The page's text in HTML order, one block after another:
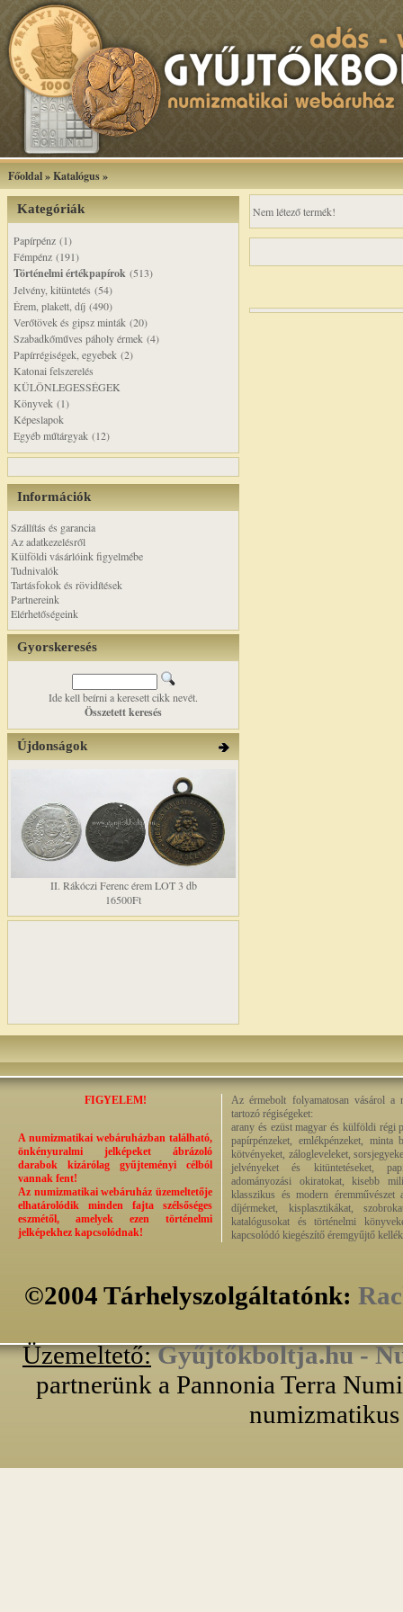
Főoldal»Katalógus»
Kategóriák
Papírpénz (1)
Fémpénz (191)
Történelmi értékpapírok (513)
Jelvény, kitüntetés (54)
Érem, plakett, díj (490)
Verőtövek és gipsz minták (20)
Szabadkőműves páholy érmek (4)
Papírrégiségek, egyebek (2)
Katonai felszerelés
KÜLÖNLEGESSÉGEK
Könyvek (1)
Képeslapok
Egyéb műtárgyak (12)
Információk
Szállítás és garancia
Az adatkezelésről
Külföldi vásárlóink figyelmébe
Tudnivalók
Tartásfokok és rövidítések
Partnereink
Elérhetőségeink
Gyorskeresés
Ide kell beírni a keresett cikk nevét.
Összetett keresés
Újdonságok
II. Rákóczi Ferenc érem LOT 3 db
16500Ft
Nem létező termék!
FIGYELEM!
A numizmatikai webáruházban található,
önkényuralmi jelképeket ábrázoló
darabok kizárólag gyűjteményi célból
vannak fent!
Az numizmatikai webáruház üzemeltetője
elhatárolódik minden fajta szélsőséges
eszmétől, amelyek ezen történelmi
jelképekhez kapcsolódnak!
Az érmebolt folyamatosan vásárol a
tartozó régiségeket:
arany és ezüst magyar és külföldi régi
papírpénzeket, emlékpénzeket, minta
kötvényeket, zálogleveleket,
jelvényeket és kitüntetéseket,
adományozási okiratokat, kisebb
klasszikus és modern éremművészet
díjérmeket, kisplasztikákat,
katalógusokat és történelmi
kapcsolódó kiegészítő éremgyűjtő
©2004 Tárhelyszolgáltatónk:
Üzemeltető: Gyűjtőkboltja.hu -
partnerünk a Pannonia Terra
numizmatikus